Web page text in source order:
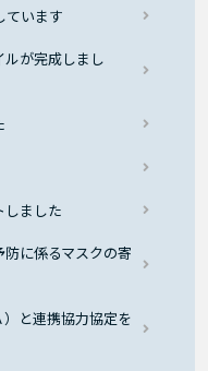
ています
が完成しまし
しました
防に係るマスクの寄
と連携協力協定を